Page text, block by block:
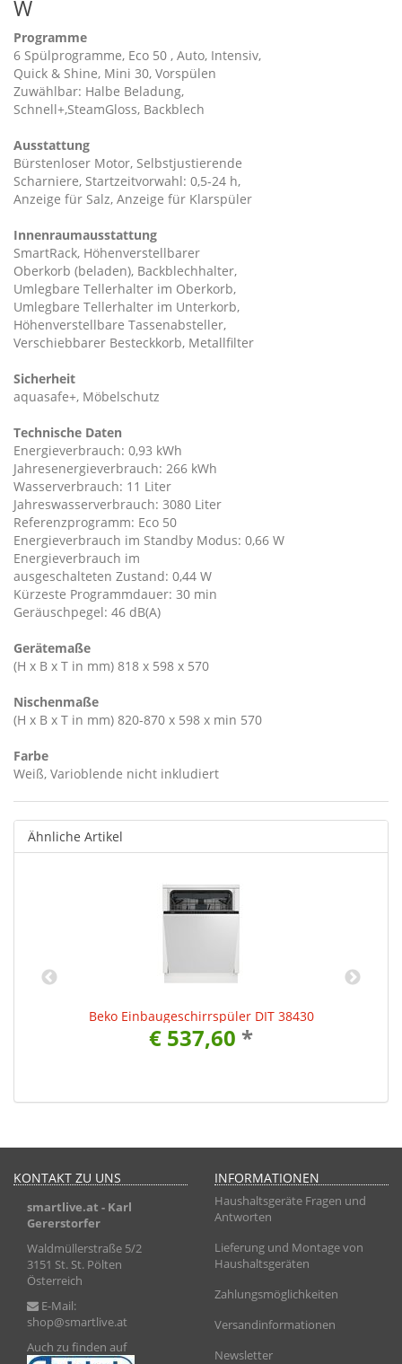
W
Programme
6 Spülprogramme, Eco 50 , Auto, Intensiv,
Quick & Shine, Mini 30, Vorspülen
Zuwählbar: Halbe Beladung,
Schnell+,SteamGloss, Backblech
Ausstattung
Bürstenloser Motor, Selbstjustierende
Scharniere, Startzeitvorwahl: 0,5-24 h,
Anzeige für Salz, Anzeige für Klarspüler
Innenraumausstattung
SmartRack, Höhenverstellbarer
Oberkorb (beladen), Backblechhalter,
Umlegbare Tellerhalter im Oberkorb,
Umlegbare Tellerhalter im Unterkorb,
Höhenverstellbare Tassenabsteller,
Verschiebbarer Besteckkorb, Metallfilter
Sicherheit
aquasafe+, Möbelschutz
Technische Daten
Energieverbrauch: 0,93 kWh
Jahresenergieverbrauch: 266 kWh
Wasserverbrauch: 11 Liter
Jahreswasserverbrauch: 3080 Liter
Referenzprogramm: Eco 50
Energieverbrauch im Standby Modus: 0,66 W
Energieverbrauch im
ausgeschalteten Zustand: 0,44 W
Kürzeste Programmdauer: 30 min
Geräuschpegel: 46 dB(A)
Gerätemaße
(H x B x T in mm) 818 x 598 x 570
Nischenmaße
(H x B x T in mm) 820-870 x 598 x min 570
Farbe
Weiß, Varioblende nicht inkludiert
Ähnliche Artikel
Beko Einbaugeschirrspüler DIT 38430
€ 537,60 *
KONTAKT ZU UNS
smartlive.at - Karl
Gererstorfer
Waldmüllerstraße 5/2
3151 St. St. Pölten
Österreich
E-Mail:
shop@smartlive.at
Auch zu finden auf
INFORMATIONEN
Haushaltsgeräte Fragen und
Antworten
Lieferung und Montage von
Haushaltsgeräten
Zahlungsmöglichkeiten
Versandinformationen
Newsletter